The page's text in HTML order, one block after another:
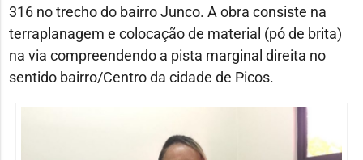
316 no trecho do bairro Junco. A obra consiste na
terraplanagem e colocação de material (pó de brita)
na via compreendendo a pista marginal direita no
sentido bairro/Centro da cidade de Picos.